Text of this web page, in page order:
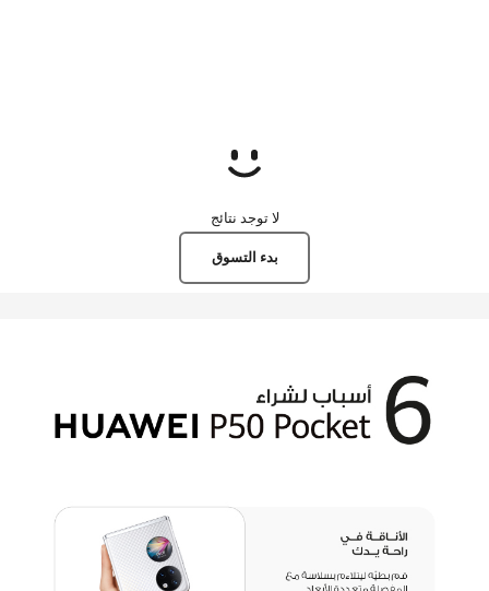
لا توجد نتائج
بدء التسوق